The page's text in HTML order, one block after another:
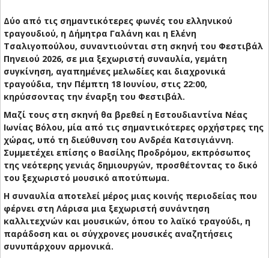
Δύο από τις σημαντικότερες φωνές του ελληνικού
τραγουδιού, η Δήμητρα Γαλάνη και η Ελένη
Τσαλιγοπούλου, συναντιούνται στη σκηνή του Φεστιβάλ
Πηνειού 2026, σε μια ξεχωριστή συναυλία, γεμάτη
συγκίνηση, αγαπημένες μελωδίες και διαχρονικά
τραγούδια, την Πέμπτη 18 Ιουνίου, στις 22:00,
κηρύσσοντας την έναρξη του Φεστιβάλ.
Μαζί τους στη σκηνή θα βρεθεί η Εστουδιαντίνα Νέας
Ιωνίας Βόλου, μία από τις σημαντικότερες ορχήστρες της
χώρας, υπό τη διεύθυνση του Ανδρέα Κατσιγιάννη.
Συμμετέχει επίσης ο Βασίλης Προδρόμου, εκπρόσωπος
της νεότερης γενιάς δημιουργών, προσθέτοντας το δικό
του ξεχωριστό μουσικό αποτύπωμα.
Η συναυλία αποτελεί μέρος μιας κοινής περιοδείας που
φέρνει στη Λάρισα μια ξεχωριστή συνάντηση
καλλιτεχνών και μουσικών, όπου το λαϊκό τραγούδι, η
παράδοση και οι σύγχρονες μουσικές αναζητήσεις
συνυπάρχουν αρμονικά.